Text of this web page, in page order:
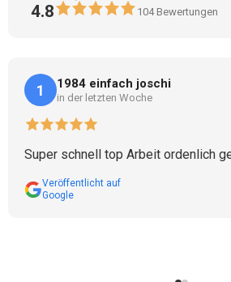
4.8 104Bewertungen
1 1984 einfach joschi
in der letzten Woche
Super schnell top Arbeit ordenlich
Veröffentlicht auf
Google